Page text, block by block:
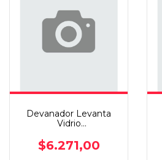
Devanador Levanta
Vidrio
$6.271,00